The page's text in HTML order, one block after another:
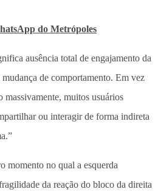
do Metrópoles
ausência total de engajamento da
de comportamento. Em vez
muitos usuários
ou interagir de forma indireta
momento no qual a esquerda
da reação do bloco da direita